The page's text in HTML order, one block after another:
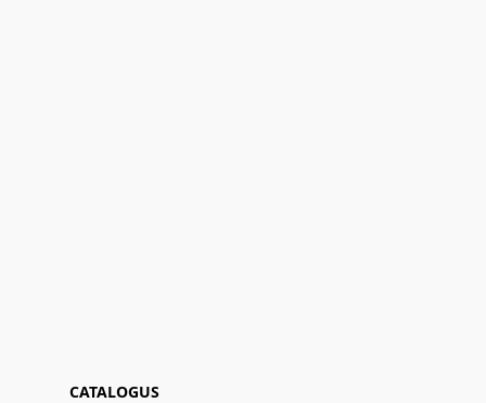
CATALOGUS